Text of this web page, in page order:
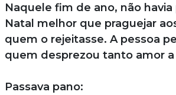
Naquele fim de ano, não
Natal melhor que praguejar
quem o rejeitasse. A pessoa
quem desprezou tanto amor
Passava pano: